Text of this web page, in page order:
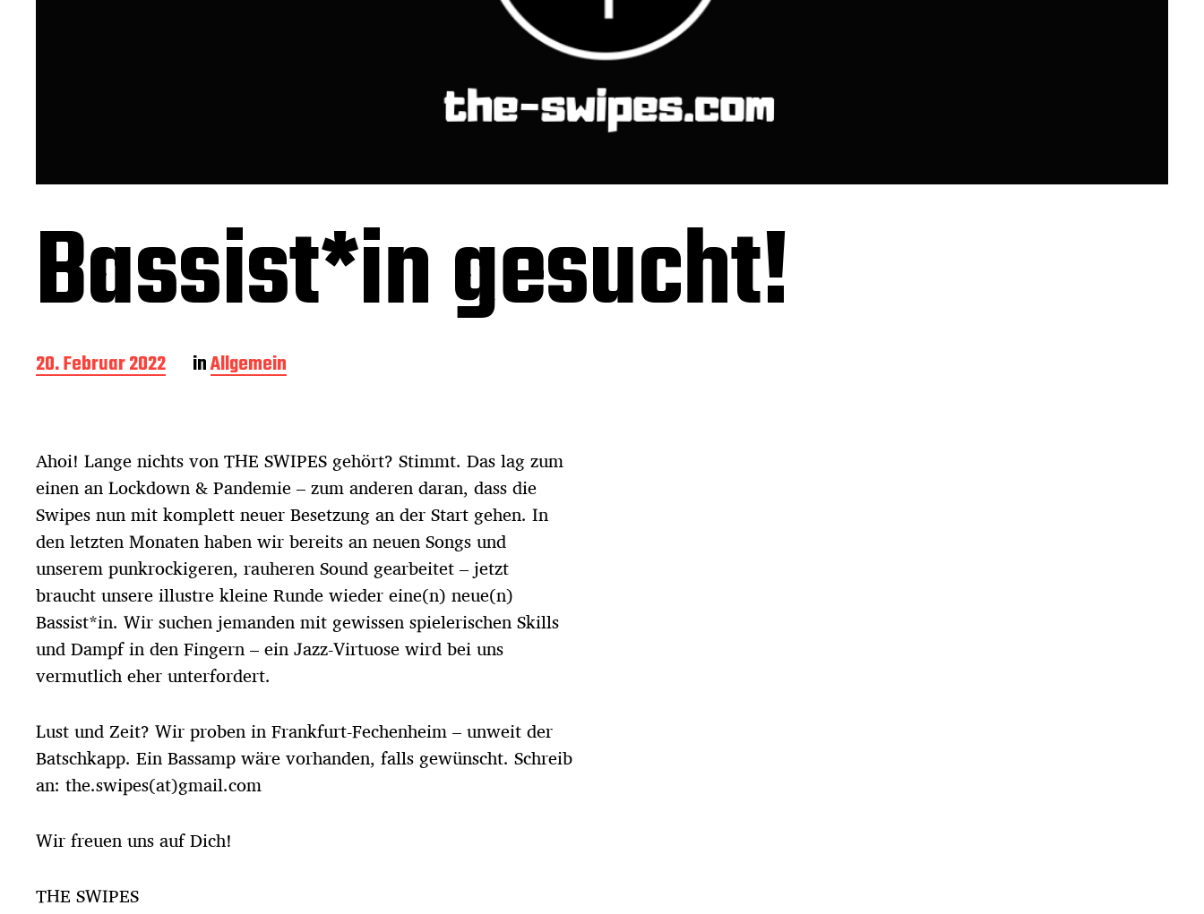
Bassist*in gesucht!
B
e
a
g
s
d
a
t
u
m
20. Februar 2022 inAllgemein
Ahoi! Lange nichts von THE SWIPES gehört? Stimmt. Das lag zum
einen an Lockdown & Pandemie – zum anderen daran, dass die
Swipes nun mit komplett neuer Besetzung an der Start gehen. In
den letzten Monaten haben wir bereits an neuen Songs und
unserem punkrockigeren, rauheren Sound gearbeitet – jetzt
braucht unsere illustre kleine Runde wieder eine(n) neue(n)
Bassist*in. Wir suchen jemanden mit gewissen spielerischen Skills
und Dampf in den Fingern – ein Jazz-Virtuose wird bei uns
vermutlich eher unterfordert.
Lust und Zeit? Wir proben in Frankfurt-Fechenheim – unweit der
Batschkapp. Ein Bassamp wäre vorhanden, falls gewünscht. Schreib
an: the.swipes(at)gmail.com
Wir freuen uns auf Dich!
THE SWIPES